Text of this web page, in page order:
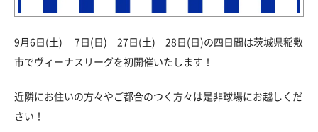
9月6日(土) 7日(日) 27日(土) 28日(日)の四日間は茨城県稲敷
市でヴィーナスリーグを初開催いたします！
近隣にお住いの方々やご都合のつく方々は是非球場にお越しくだ
さい！